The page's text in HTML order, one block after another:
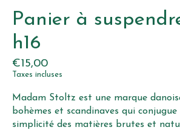
Panier à
h16
€15,00
Taxes incluses
Madam Stoltz est une marque
bohèmes et scandinaves qui
simplicité des matières brutes et